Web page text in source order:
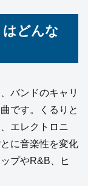
はどんな
バンドのキャリ
です。くるりと
エレクトロニ
に音楽性を変化
プやR&B、ヒ